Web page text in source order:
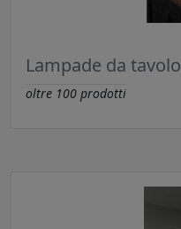
Lampade da tavolo
oltre 100 prodotti